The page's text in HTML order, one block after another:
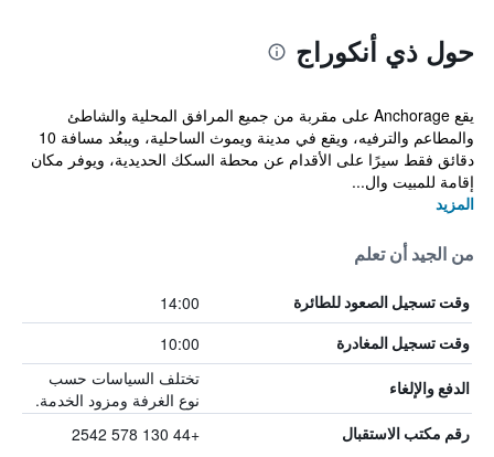
حول ذي أنكوراج
يقع Anchorage على مقربة من جميع المرافق المحلية والشاطئ
والمطاعم والترفيه، ويقع في مدينة ويموث الساحلية، ويبعُد مسافة 10
دقائق فقط سيرًا على الأقدام عن محطة السكك الحديدية، ويوفر مكان
إقامة للمبيت وال...
المزيد
من الجيد أن تعلم
وقت تسجيل الصعود للطائرة 14:00
وقت تسجيل المغادرة 10:00
الدفع والإلغاء
تختلف السياسات حسب
نوع الغرفة ومزود الخدمة.
رقم مكتب الاستقبال +44 130 578 2542